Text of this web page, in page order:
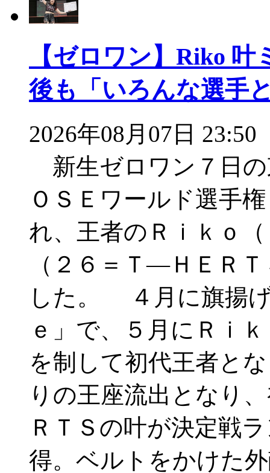
【ゼロワン】Riko
後も「いろんな選手
2026年08月07日 23:50
新生ゼロワン７日の
ＯＳＥワールド選手
れ、王者のＲｉｋｏ
（２６＝Ｔ―ＨＥＲ
した。 ４月に旗揚
ｅ」で、５月にＲｉ
を制して初代王者と
りの王座流出となり
ＲＴＳの叶が決定戦
得。ベルトをかけた